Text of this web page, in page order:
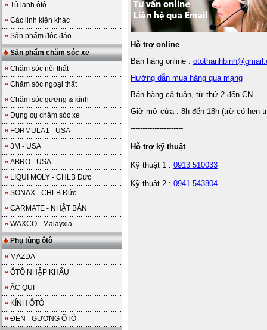
Tủ lạnh ôtô
Các linh kiện khác
Sản phẩm độc đáo
Sản phẩm chăm sóc xe
Chăm sóc nội thất
Chăm sóc ngoại thất
Chăm sóc gương & kính
Dụng cụ chăm sóc xe
FORMULA1 - USA
3M - USA
ABRO - USA
LIQUI MOLY - CHLB Đức
SONAX - CHLB Đức
CARMATE - NHẬT BẢN
WAXCO - Malayxia
Phụ tùng ôtô
MAZDA
ÔTÔ NHẬP KHẨU
ẮC QUI
KÍNH ÔTÔ
ĐÈN - GƯƠNG ÔTÔ
Hỗ trợ online
Bán hàng online :
Hướng dẫn mua hàng qua mạng
Bán hàng cả tuần, từ thứ 2 đến CN
Giờ mở cửa : 8h đến 18h (trừ có hẹn
----------------------
Hỗ trợ kỹ thuật
Kỹ thuật 1 : 0913 510033
Kỹ thuật 2 : 0941 543804